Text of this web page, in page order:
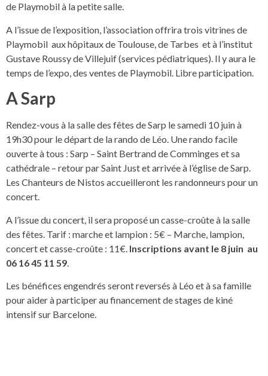
de Playmobil à la petite salle.
A l’issue de l’exposition, l’association offrira trois vitrines de
Playmobil aux hôpitaux de Toulouse, de Tarbes et à l’institut
Gustave Roussy de Villejuif (services pédiatriques). Il y aura le
temps de l’expo, des ventes de Playmobil. Libre participation.
A Sarp
Rendez-vous à la salle des fêtes de Sarp le samedi 10 juin à
19h30 pour le départ de la rando de Léo. Une rando facile
ouverte à tous : Sarp – Saint Bertrand de Comminges et sa
cathédrale – retour par Saint Just et arrivée à l’église de Sarp.
Les Chanteurs de Nistos accueilleront les randonneurs pour un
concert.
A l’issue du concert, il sera proposé un casse-croûte à la salle
des fêtes. Tarif : marche et lampion : 5€ – Marche, lampion,
concert et casse-croûte : 11€. Inscriptions avant le 8 juin au
06 16 45 11 59
Les bénéfices engendrés seront reversés à Léo et à sa famille
pour aider à participer au financement de stages de kiné
intensif sur Barcelone.